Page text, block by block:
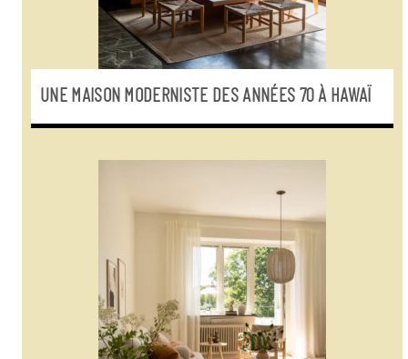
UNE MAISON MODERNISTE DES ANNÉES 70 À HAWAÏ